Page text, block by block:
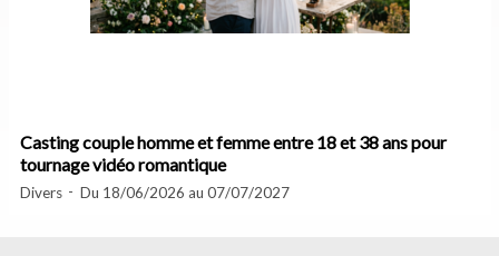
Casting couple homme et femme entre 18 et 38 ans pour
tournage vidéo romantique
Divers Du 18/06/2026 au 07/07/2027